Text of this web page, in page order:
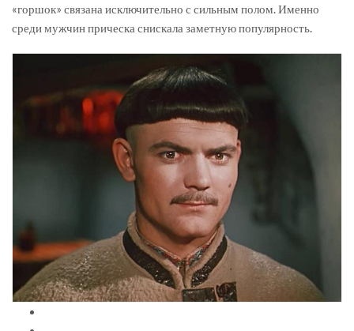
«горшок» связана исключительно с сильным полом. Именно
среди мужчин прическа снискала заметную популярность.